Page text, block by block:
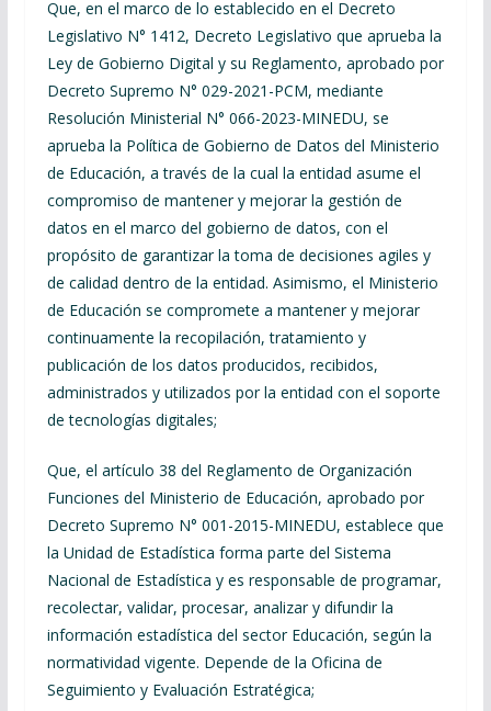
Que, en el marco de lo establecido en el Decreto
Legislativo N° 1412, Decreto Legislativo que aprueba la
Ley de Gobierno Digital y su Reglamento, aprobado por
Decreto Supremo N° 029-2021-PCM, mediante
Resolución Ministerial N° 066-2023-MINEDU, se
aprueba la Política de Gobierno de Datos del Ministerio
de Educación, a través de la cual la entidad asume el
compromiso de mantener y mejorar la gestión de
datos en el marco del gobierno de datos, con el
propósito de garantizar la toma de decisiones agiles y
de calidad dentro de la entidad. Asimismo, el Ministerio
de Educación se compromete a mantener y mejorar
continuamente la recopilación, tratamiento y
publicación de los datos producidos, recibidos,
administrados y utilizados por la entidad con el soporte
de tecnologías digitales;
Que, el artículo 38 del Reglamento de Organización
Funciones del Ministerio de Educación, aprobado por
Decreto Supremo N° 001-2015-MINEDU, establece que
la Unidad de Estadística forma parte del Sistema
Nacional de Estadística y es responsable de programar,
recolectar, validar, procesar, analizar y difundir la
información estadística del sector Educación, según la
normatividad vigente. Depende de la Oficina de
Seguimiento y Evaluación Estratégica;